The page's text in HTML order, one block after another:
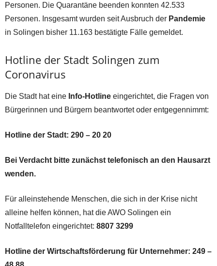
Personen. Die Quarantäne beenden konnten 42.533
Personen. Insgesamt wurden seit Ausbruch der Pandemie
in Solingen bisher 11.163 bestätigte Fälle gemeldet.
Hotline der Stadt Solingen zum
Coronavirus
Die Stadt hat eine Info-Hotline eingerichtet, die Fragen von
Bürgerinnen und Bürgern beantwortet oder entgegennimmt:
Hotline der Stadt: 290 – 20 20
Bei Verdacht bitte zunächst telefonisch an den Hausarzt
wenden.
Für alleinstehende Menschen, die sich in der Krise nicht
alleine helfen können, hat die AWO Solingen ein
Notfalltelefon eingerichtet: 8807 3299
Hotline der Wirtschaftsförderung für Unternehmer: 249 –